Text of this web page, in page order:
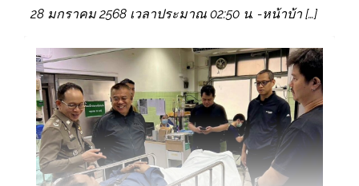
28 มกราคม 2568 เวลาประมาณ 02:50 น. -หน้าบ้า […]